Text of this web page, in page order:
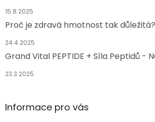
15.8.2025
Proč je zdravá hmotnost tak důležitá?
24.4.2025
Grand Vital PEPTIDE + Síla Peptidů -
23.3.2025
Informace pro vás